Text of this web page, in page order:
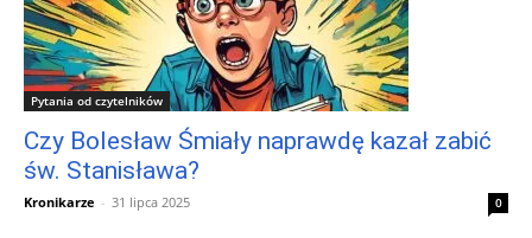
Pytania od czytelników
Czy Bolesław Śmiały naprawdę kazał zabić
św. Stanisława?
Kronikarze - 31 lipca 2025 0